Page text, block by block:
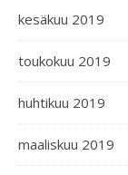
kesäkuu 2019
toukokuu 2019
huhtikuu 2019
maaliskuu 2019